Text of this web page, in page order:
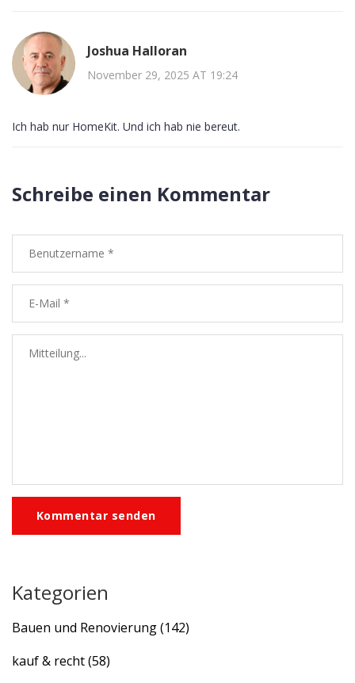
Joshua Halloran
November 29, 2025 AT 19:24
Ich hab nur HomeKit. Und ich hab nie bereut.
Schreibe einen Kommentar
Kommentar senden
Kategorien
Bauen und Renovierung(142)
kauf & recht(58)